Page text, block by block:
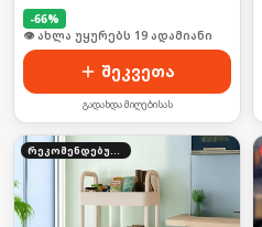
-66%
🛒 ბოლო 24სთ-ში იყიდა 2-მა
შეკვეთა
გადახდა მიღებისას
რეკომენდებული